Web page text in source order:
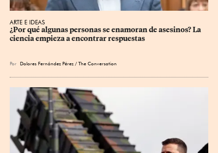
ARTE E IDEAS
¿Por qué algunas personas se enamoran de asesinos? La
ciencia empieza a encontrar respuestas
Por Dolores Fernández Pérez / The Conversation